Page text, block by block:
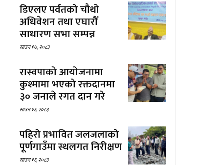
डिएलए पर्वतको चौथो
अधिवेशन तथा एघारौँ
साधारण सभा सम्पन्न
साउन १७, २०८३
रास्वपाको आयोजनामा
कुश्मामा भएको रक्तदानमा
३० जनाले रगत दान गरे
साउन १६, २०८३
पहिरो प्रभावित जलजलाको
पूर्णगाउँमा स्थलगत निरीक्षण
साउन १६, २०८३